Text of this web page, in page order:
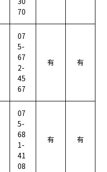
70
07
5-
67
2-
45
67
有 有
07
5-
68
1-
41
08
有 有